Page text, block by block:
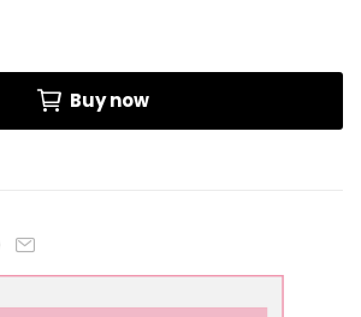
Buy now